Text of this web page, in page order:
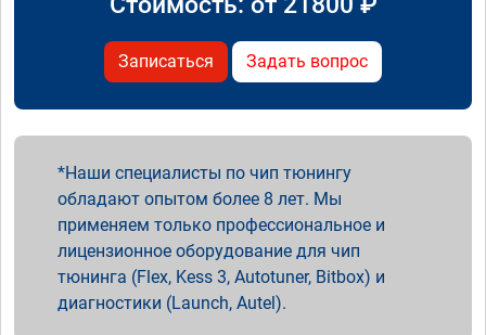
Записаться Задать вопрос
Наши специалисты по чип тюнингу
обладают опытом более 8 лет. Мы
применяем только профессиональное и
лицензионное оборудование для чип
тюнинга (Flex, Kess 3, Autotuner, Bitbox) и
диагностики (Launch, Autel).